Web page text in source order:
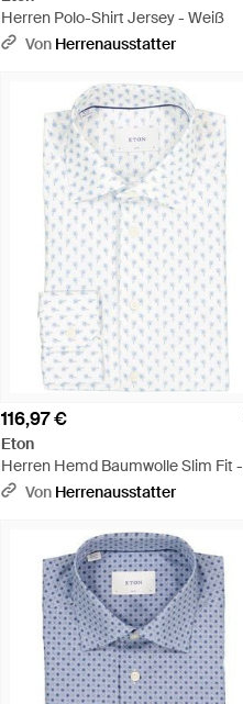
Herren Polo-Shirt Jersey - Weiß
Von Herrenausstatter
116,97 €
Eton
Herren Hemd Baumwolle Slim Fit -
WeißVon Herrenausstatter